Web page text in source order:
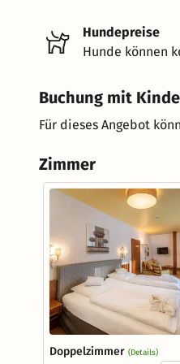
Hundepreise
Hunde können
Buchung mit
Für dieses Angebot
Zimmer
Doppelzimmer (Details)